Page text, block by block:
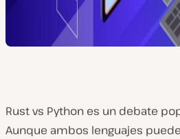
Rust vs Python es un debate
Aunque ambos lenguajes